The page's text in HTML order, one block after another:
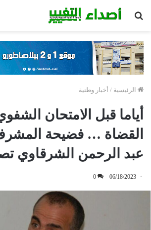
الرئيسية / أخبار وطنية
أياما قبل الامتحان
القضاة … فضيحة
عبد الرحمن الشرقاوي
06/18/2023
0